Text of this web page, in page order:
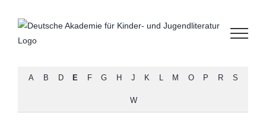
Inhalt
springen
A B D E F G H J K L M O P R S
W